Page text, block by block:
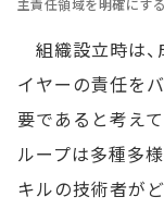
主責任領域を明確にす
組織設立時は、
イヤーの責任を
要であると考え
ループは多種多
キルの技術者が